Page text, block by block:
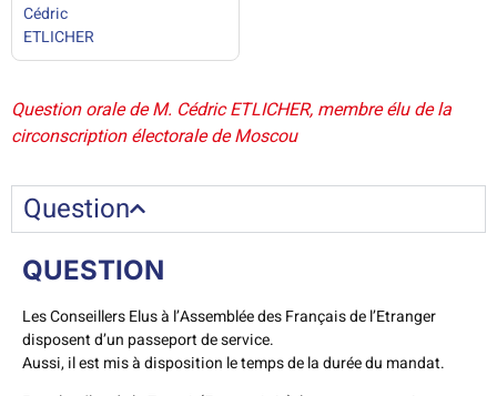
Cédric
ETLICHER
Question orale de M. Cédric ETLICHER, membre élu de la
circonscription électorale de Moscou
Question
QUESTION
Les Conseillers Elus à l’Assemblée des Français de l’Etranger
disposent d’un passeport de service.
Aussi, il est mis à disposition le temps de la durée du mandat.